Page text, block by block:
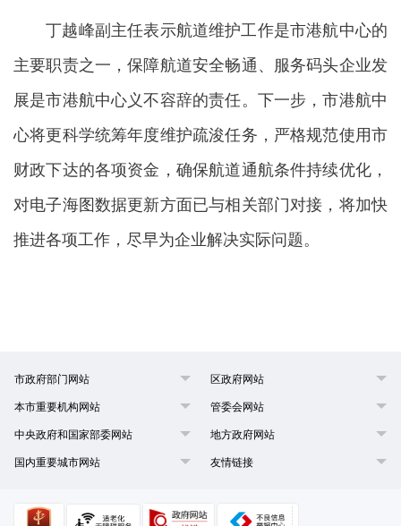
丁越峰副主任表示航道维护工作是市港航中心的
主要职责之一，保障航道安全畅通、服务码头企业发
展是市港航中心义不容辞的责任。下一步，市港航中
心将更科学统筹年度维护疏浚任务，严格规范使用市
财政下达的各项资金，确保航道通航条件持续优化，
对电子海图数据更新方面已与相关部门对接，将加快
推进各项工作，尽早为企业解决实际问题。
市政府部门网站 区政府网站
本市重要机构网站 管委会网站
中央政府和国家部委网站 地方政府网站
国内重要城市网站 友情链接